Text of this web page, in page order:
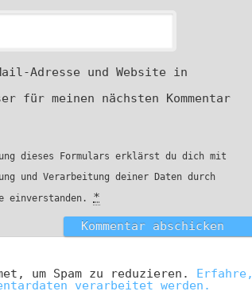
Adresse und Website in
für meinen nächsten Kommentar
dieses Formulars erklärst du dich mit
und Verarbeitung deiner Daten durch
einverstanden. *
um Spam zu reduzieren. Erfahre,
verarbeitet werden.